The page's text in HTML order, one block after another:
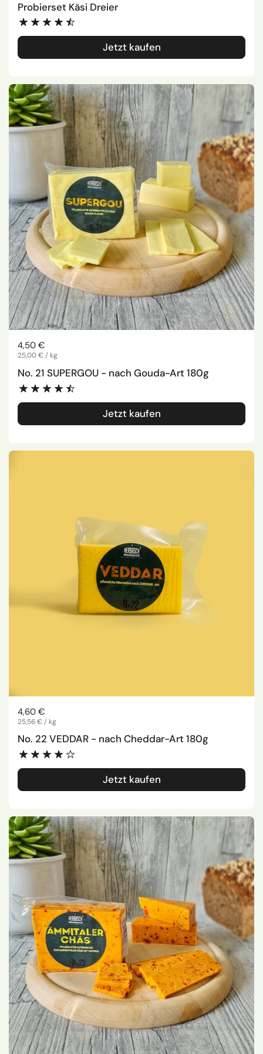
Probierset Käsi Dreier
Jetzt kaufen
Regulärer Preis
4,50 €
Stückpreis
25,00 € / kg
No. 21 SUPERGOU - nach Gouda-Art 180g
Jetzt kaufen
Regulärer Preis
4,60 €
Stückpreis
25,56 € / kg
No. 22 VEDDAR - nach Cheddar-Art 180g
Jetzt kaufen